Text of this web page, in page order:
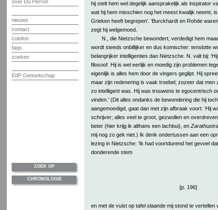
over Du Perron
nieuws
contact
colofon
faqs
zoeken
EdP Genootschap
hij stelt hem wel degelijk aansprakelijk als inspirator
wat hij hem misschien nog het meest kwalijk neemt, is
Grieken heeft begrepen’. ‘Burckhardt en Rohde
zegt hij welgemoed.
N., die Nietzsche bewondert, verdedigt hem
wordt steeds onbillijker en dus komischer: tenslotte
belangrijker intelligenties dan Nietzsche. N. valt bij:
filosoof. Hij is wel eerlijk en moedig zijn problemen
eigenlijk is alles hem door de vingers geglipt. Hij
maar zijn redenering is vaak troebel; zozeer dat men
zo intelligent was. Hij was trouwens te egocentrisch
vinden.’ (Dit alles ondanks de bewondering die hij
aangemoedigd, gaat dan met zijn afbraak voort: ‘Hij
schrijver; alles veel te groot, gezwollen en
beter (hier krijg ik althans een lachbui), en Zarathustra
mij nog zo gek niet.) Ik denk ondertussen aan een
lezing in Nietzsche: ‘Ik had voortdurend het gevoel
donderende stem
[p. 196]
en met de vuist op tafel slaande mij stond te vertellen
ZOEK OP
CHRONOLOGIE